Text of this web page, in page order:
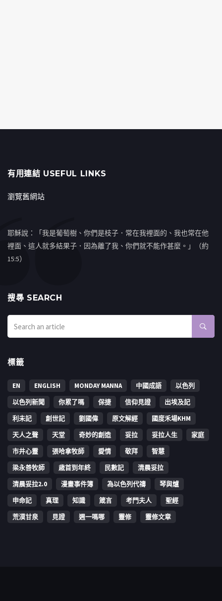
有用連結 USEFUL LINKS
瀏覽舊網站
耶穌說：「我是葡萄樹、你們是枝子．常在我裡面的、我也常在他
裡面、這人就多結果子．因為離了我、你們就不能作甚麼。」（約
15:5）
搜㝷 SEARCH
標籤
EN ENGLISH MONDAY MANNA 中國成語
以色列
以色列新聞
你累了嗎 保捷 信仰見證
出埃及記
利未記
創世記 劉國偉 原文解經
國度禾場KHM
天人之聲
天堂 奇妙的創造 妥拉 妥拉人生
家庭
市井心靈
張哈拿牧師 愛情 敬拜
智慧
梁永善牧師
歳首到年終 民數記
清晨妥拉
清晨妥拉2.0
漫畫事件簿 為以色列代禱
琴與爐
申命記
真理 知識 箴言 考門夫人
聖經
荒漠甘泉
見證 週一嗎哪 靈修 靈修文章